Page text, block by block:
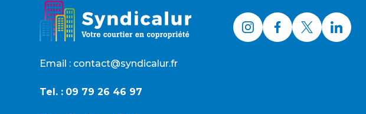
Email : contact@syndicalur.fr
Tel. : 09 79 26 46 97